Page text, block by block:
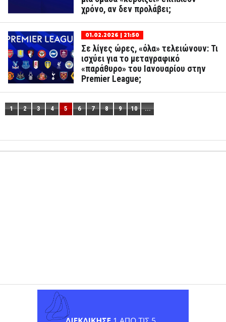
χρόνο, αν δεν προλάβει;
01.02.2026 | 21:50
Σε λίγες ώρες, «όλα» τελειώνουν: Τι
ισχύει για το μεταγραφικό
«παράθυρο» του Ιανουαρίου στην
Premier League;
1 2 3 4 5 6 7 8 9 10 ...